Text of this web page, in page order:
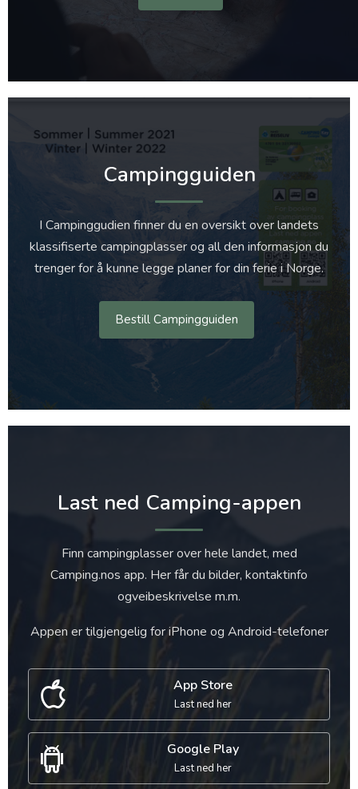
Campingguiden
I Campinggudien finner du en oversikt over landets
klassifiserte campingplasser og all den informasjon du
trenger for å kunne legge planer for din ferie i Norge.
Bestill Campingguiden
Last ned Camping-appen
Finn campingplasser over hele landet, med
Camping.nos app. Her får du bilder, kontaktinfo
ogveibeskrivelse m.m.
Appen er tilgjengelig for iPhone og Android-telefoner
App Store
Last ned her
Google Play
Last ned her